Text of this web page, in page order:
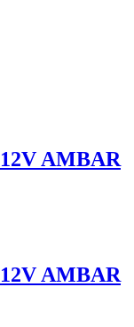
AMBAR
AMBAR